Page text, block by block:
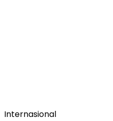
Internasional